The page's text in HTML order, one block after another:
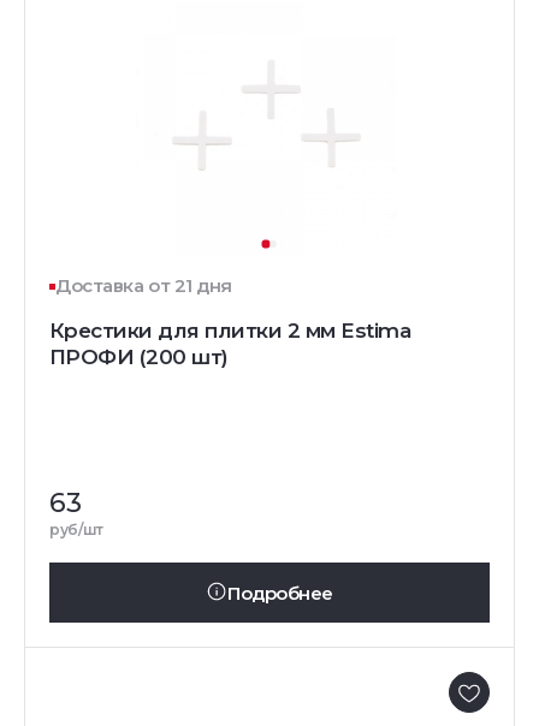
Доставка от 21 дня
Крестики для плитки 2 мм Estima
ПРОФИ (200 шт)
63
руб/шт
Подробнее